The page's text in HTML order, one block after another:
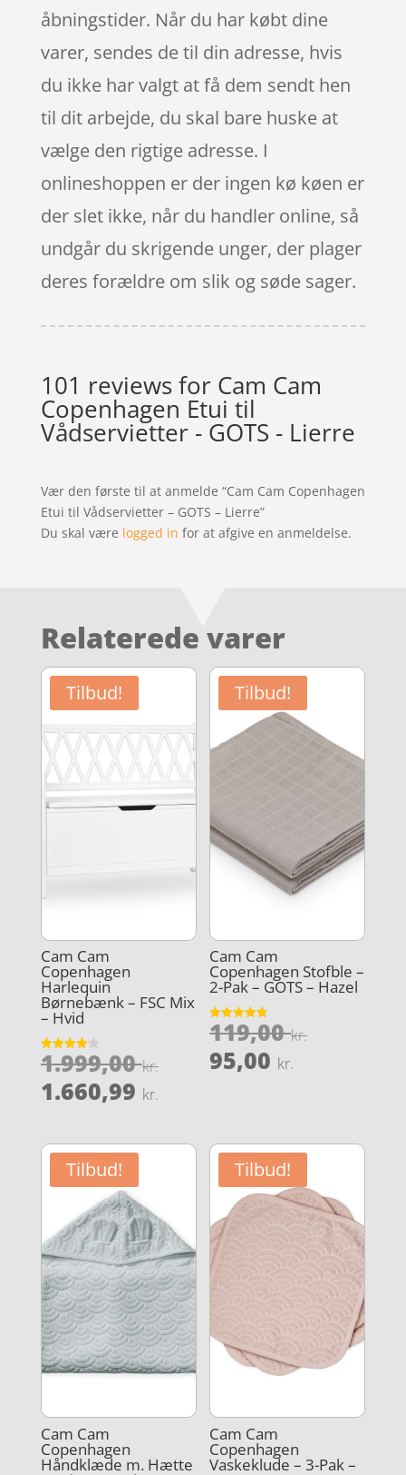
åbningstider. Når du har købt dine
varer, sendes de til din adresse, hvis
du ikke har valgt at få dem sendt hen
til dit arbejde, du skal bare huske at
vælge den rigtige adresse. I
onlineshoppen er der ingen kø køen er
der slet ikke, når du handler online, så
undgår du skrigende unger, der plager
deres forældre om slik og søde sager.
101 reviews for Cam Cam
Copenhagen Etui til
Vådservietter - GOTS - Lierre
Vær den første til at anmelde “Cam Cam Copenhagen
Etui til Vådservietter – GOTS – Lierre”
Du skal være logged in for at afgive en anmeldelse.
Relaterede varer
Tilbud!
Cam Cam
Copenhagen
Harlequin
Børnebænk – FSC Mix
– Hvid
Vurderet
4.1
1.999,00kr.Den
pris
1.999,00 kr..
1.660,99 kr.
pris
1.660,99 kr..
Tilbud!
Cam Cam
Copenhagen Stofble –
2-Pak – GOTS – Hazel
Vurderet
4.8
119,00kr.Den
95,00 kr.
95,00 kr..
Tilbud!
Cam Cam
Copenhagen
Håndklæde m. Hætte
Tilbud!
Cam Cam
Copenhagen
Vaskeklude – 3-Pak –